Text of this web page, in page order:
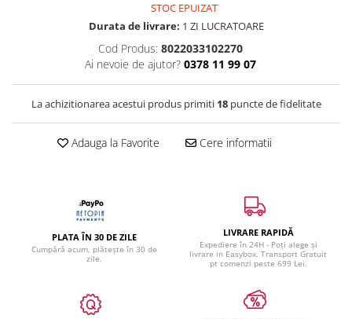
STOC EPUIZAT
Durata de livrare: 1 ZI LUCRATOARE
Cod Produs: 8022033102270
Ai nevoie de ajutor? 0378 11 99 07
La achizitionarea acestui produs primiti 18puncte de fidelitate
Adauga la Favorite Cere informatii
PLATA ÎN 30 DE ZILE
Cumpără acum, plătește în 30 de
zile.
LIVRARE RAPIDĂ
Expediere în 24H - Poți alege și
livrare in Easybox. Transport Gratuit
pt comenzi peste 699 Lei.